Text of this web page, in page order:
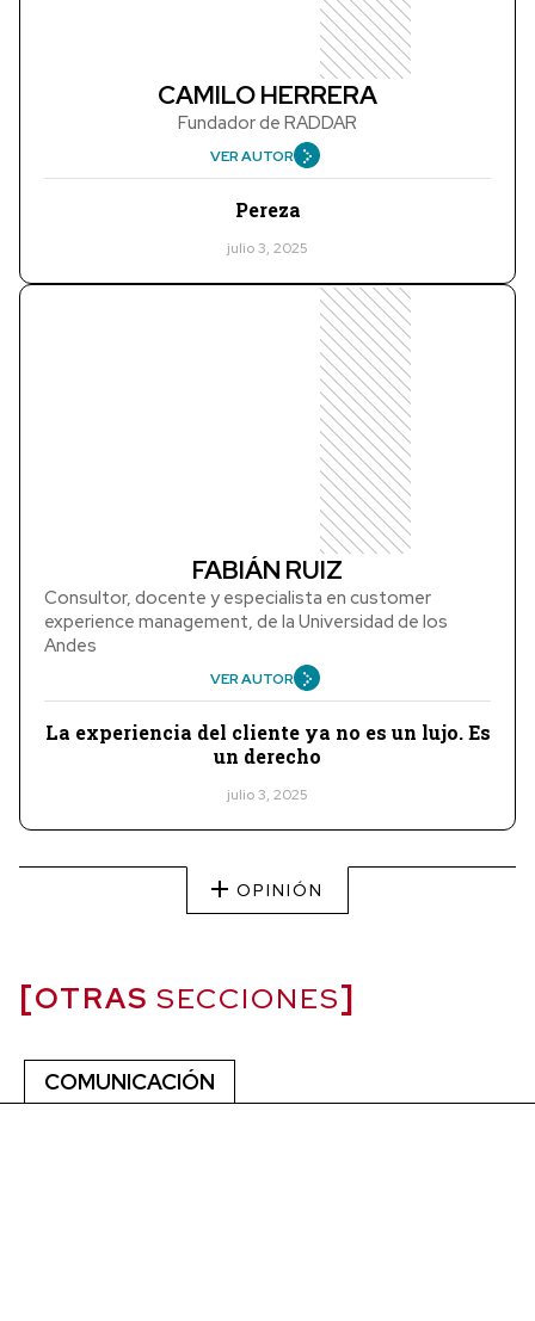
CAMILO HERRERA
Fundador de RADDAR
VER AUTOR
Pereza
julio 3, 2025
FABIÁN RUIZ
Consultor, docente y especialista en customer
experience management, de la Universidad de los
Andes
VER AUTOR
La experiencia del cliente ya no es un lujo. Es
un derecho
julio 3, 2025
OPINIÓN
OTRAS SECCIONES
COMUNICACIÓN